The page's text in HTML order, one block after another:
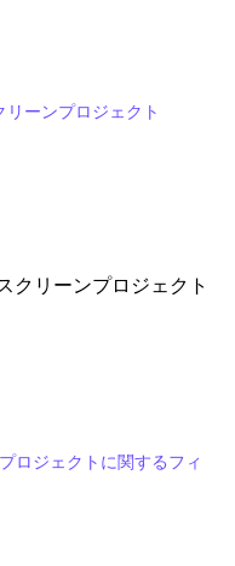
クリーンプロジェクト